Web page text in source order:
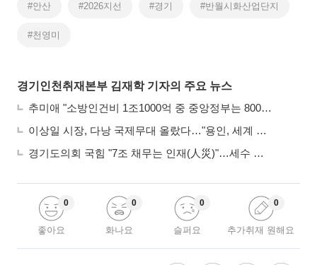
#안산 #2026지선 #경기 #반월시화산업단지
#천영미
경기인천취재본부 김재학 기자의 주요 뉴스
추미애 "소방인건비 1조1000억 중 중앙정부는 800억뿐"
이상일 시장, 다낭 국제무대 올랐다…"용인, 세계 최대 반도체 도시 된다"
경기도의회 국힘 "7조 채무는 인재(人災)"…세수 추계 조작 의혹 제기
좋아요
0
화나요
0
슬퍼요
0
추가취재 원해요
0